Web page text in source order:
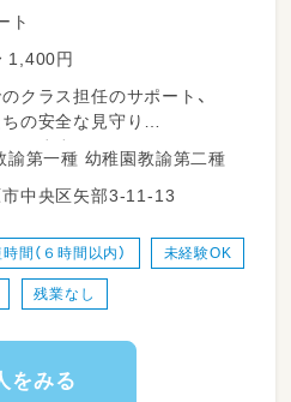
ト
1,400円
クラス担任のサポート、
の安全な見守り
します。
のもと行う
なるため、
もたちを笑顔で
れのサポート
や園庭での
安全管理・寄り添い
保育士 幼稚園教諭第一種 幼稚園教諭第二種
中央区矢部3-11-13
間（６時間以内） 未経験OK
残業なし
をみる